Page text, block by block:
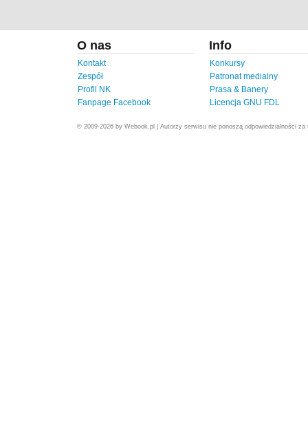
O nas
Kontakt
Zespół
Profil NK
Fanpage Facebook
Info
Konkursy
Patronat medialny
Prasa & Banery
Licencja GNU FDL
© 2009-2026 by Webook.pl | Autorzy serwisu nie ponoszą odpowiedzialności